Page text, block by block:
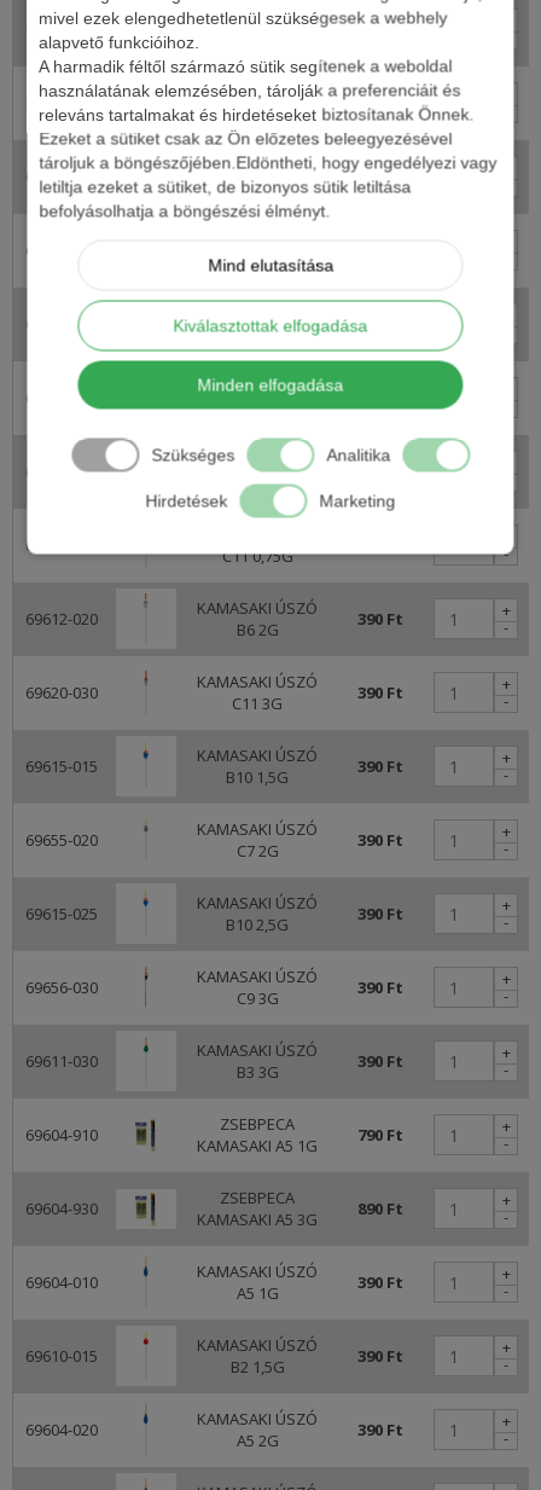
mivel ezek elengedhetetlenül szükségesek a webhely
alapvető funkcióihoz.
A harmadik féltől származó sütik segítenek a weboldal
használatának elemzésében, tárolják a preferenciáit és
releváns tartalmakat és hirdetéseket biztosítanak Önnek.
Ezeket a sütiket csak az Ön előzetes beleegyezésével
tároljuk a böngészőjében.Eldöntheti, hogy engedélyezi vagy
letiltja ezeket a sütiket, de bizonyos sütik letiltása
befolyásolhatja a böngészési élményt.
Mind elutasítása
Kiválasztottak elfogadása
Minden elfogadása
Szükséges Analitika
Hirdetések Marketing
69627-010
KAMASAKI ÚSZÓ
390 Ft
69615-020
KAMASAKI ÚSZÓ
B10 2G
390 Ft
69655-030
KAMASAKI ÚSZÓ
C7 3G
390 Ft
69611-025
B3 2,5G
69615-030
B10 3G
390 Ft
69656-040
KAMASAKI ÚSZÓ
C9 4G
69612-010
KAMASAKI ÚSZÓ
B6 1G
69620-007
C11 0,75G
-
69612-020
KAMASAKI ÚSZÓ
B6 2G
390 Ft -
+
69620-030
KAMASAKI ÚSZÓ
C11 3G
390 Ft -
+
69615-015
KAMASAKI ÚSZÓ
B10 1,5G
390 Ft -
+
69655-020
KAMASAKI ÚSZÓ
C7 2G
390 Ft -
+
69615-025
KAMASAKI ÚSZÓ
B10 2,5G
390 Ft -
+
69656-030
KAMASAKI ÚSZÓ
C9 3G
390 Ft -
+
69611-030
KAMASAKI ÚSZÓ
B3 3G
390 Ft -
+
69604-910
ZSEBPECA
KAMASAKI A5 1G
790 Ft -
+
69604-930
ZSEBPECA
KAMASAKI A5 3G
890 Ft -
+
69604-010
KAMASAKI ÚSZÓ
A5 1G
390 Ft -
+
69610-015
KAMASAKI ÚSZÓ
B2 1,5G
390 Ft -
+
69604-020
KAMASAKI ÚSZÓ
A5 2G
390 Ft -
+